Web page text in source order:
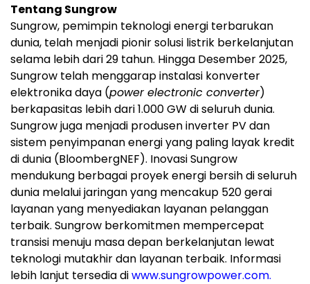
Tentang Sungrow
Sungrow, pemimpin teknologi energi terbarukan
dunia, telah menjadi pionir solusi listrik berkelanjutan
selama lebih dari 29 tahun. Hingga Desember 2025,
Sungrow telah menggarap instalasi konverter
elektronika daya (power electronic converter)
berkapasitas lebih dari 1.000 GW di seluruh dunia.
Sungrow juga menjadi produsen inverter PV dan
sistem penyimpanan energi yang paling layak kredit
di dunia (BloombergNEF). Inovasi Sungrow
mendukung berbagai proyek energi bersih di seluruh
dunia melalui jaringan yang mencakup 520 gerai
layanan yang menyediakan layanan pelanggan
terbaik. Sungrow berkomitmen mempercepat
transisi menuju masa depan berkelanjutan lewat
teknologi mutakhir dan layanan terbaik. Informasi
lebih lanjut tersedia diwww.sungrowpower.com.